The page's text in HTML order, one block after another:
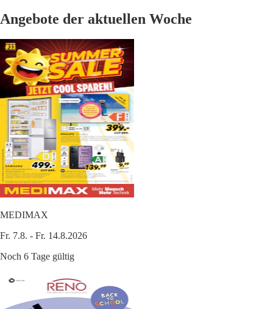
Angebote der aktuellen Woche
MEDIMAX
Fr. 7.8. - Fr. 14.8.2026
Noch 6 Tage gültig